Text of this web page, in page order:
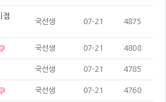
점
국선생 07-21 4875
국선생 07-21 4808
국선생 07-21 4785
국선생 07-21 4760